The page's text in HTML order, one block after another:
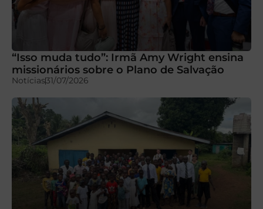
“Isso muda tudo”: Irmã Amy Wright ensina
missionários sobre o Plano de Salvação
Notícias31/07/2026